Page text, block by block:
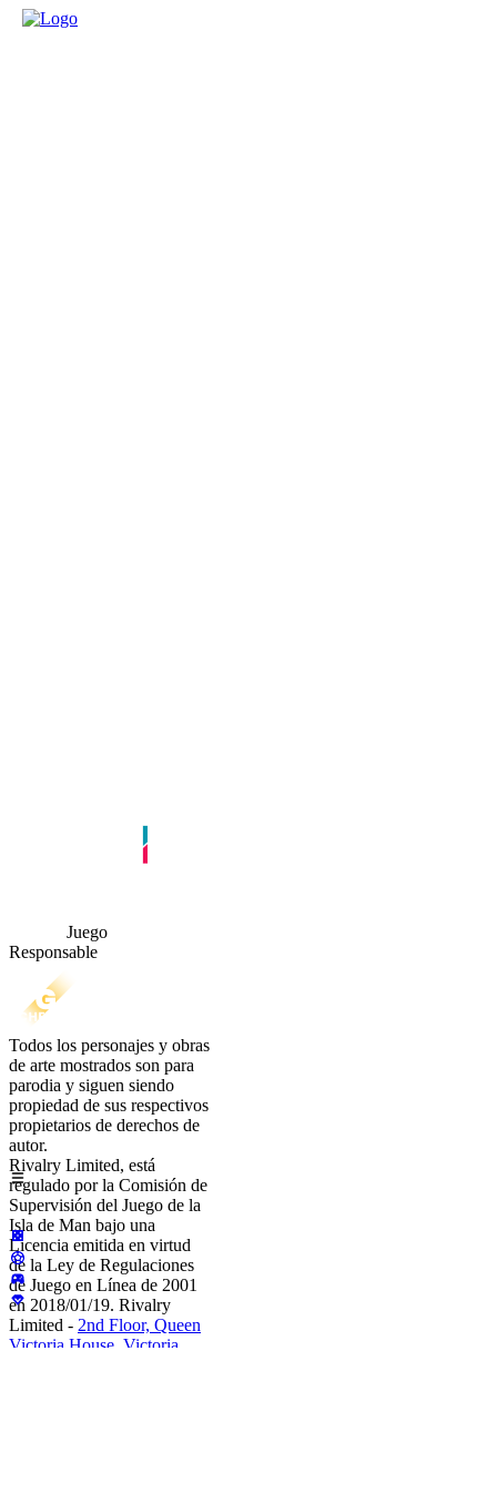
Juego
Responsable
Todos los personajes y obras
de arte mostrados son para
parodia y siguen siendo
propiedad de sus respectivos
propietarios de derechos de
autor.
Rivalry Limited, está
regulado por la Comisión de
Supervisión del Juego de la
Isla de Man bajo una
Licencia emitida en virtud
de la Ley de Regulaciones
de Juego en Línea de 2001
en 2018/01/19. Rivalry
Limited - 2nd Floor, Queen
Victoria House, Victoria